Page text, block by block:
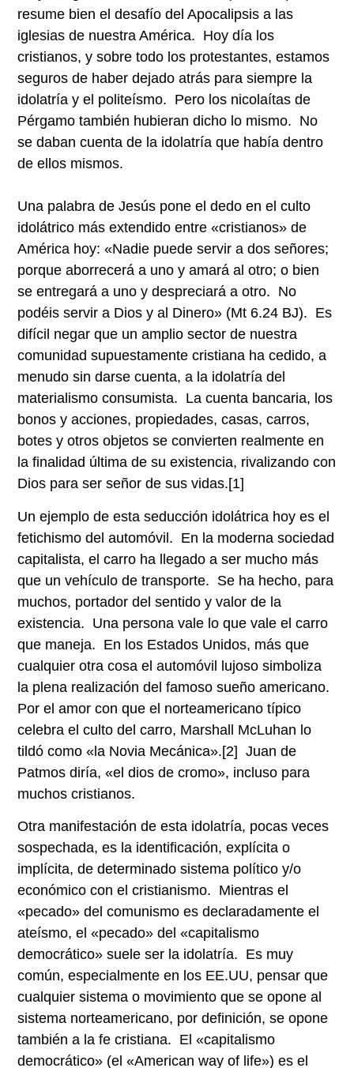
resume bien el desafío del Apocalipsis a las
iglesias de nuestra América. Hoy día los
cristianos, y sobre todo los protestantes, estamos
seguros de haber dejado atrás para siempre la
idolatría y el politeísmo. Pero los nicolaítas de
Pérgamo también hubieran dicho lo mismo. No
se daban cuenta de la idolatría que había dentro
de ellos mismos.
Una palabra de Jesús pone el dedo en el culto
idolátrico más extendido entre «cristianos» de
América hoy: «Nadie puede servir a dos señores;
porque aborrecerá a uno y amará al otro; o bien
se entregará a uno y despreciará a otro. No
podéis servir a Dios y al Dinero» (Mt 6.24 BJ). Es
difícil negar que un amplio sector de nuestra
comunidad supuestamente cristiana ha cedido, a
menudo sin darse cuenta, a la idolatría del
materialismo consumista. La cuenta bancaria, los
bonos y acciones, propiedades, casas, carros,
botes y otros objetos se convierten realmente en
la finalidad última de su existencia, rivalizando con
Dios para ser señor de sus vidas.[1]
Un ejemplo de esta seducción idolátrica hoy es el
fetichismo del automóvil. En la moderna sociedad
capitalista, el carro ha llegado a ser mucho más
que un vehículo de transporte. Se ha hecho, para
muchos, portador del sentido y valor de la
existencia. Una persona vale lo que vale el carro
que maneja. En los Estados Unidos, más que
cualquier otra cosa el automóvil lujoso simboliza
la plena realización del famoso sueño americano.
Por el amor con que el norteamericano típico
celebra el culto del carro, Marshall McLuhan lo
tildó como «la Novia Mecánica».[2] Juan de
Patmos diría, «el dios de cromo», incluso para
muchos cristianos.
Otra manifestación de esta idolatría, pocas veces
sospechada, es la identificación, explícita o
implícita, de determinado sistema político y/o
económico con el cristianismo. Mientras el
«pecado» del comunismo es declaradamente el
ateísmo, el «pecado» del «capitalismo
democrático» suele ser la idolatría. Es muy
común, especialmente en los EE.UU, pensar que
cualquier sistema o movimiento que se opone al
sistema norteamericano, por definición, se opone
también a la fe cristiana. El «capitalismo
democrático» (el «American way of life») es el